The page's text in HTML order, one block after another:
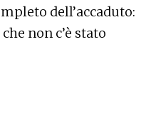
dell’accaduto:
non c’è stato